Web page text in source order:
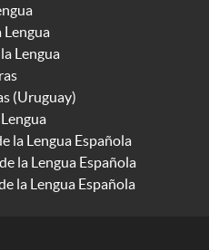
Lengua
Lengua
(Uruguay)
la Lengua Española
la Lengua Española
la Lengua Española